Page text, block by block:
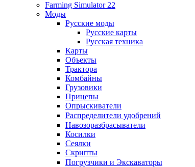
Farming Simulator 22
Моды
Русские моды
Русские карты
Русская техника
Карты
Объекты
Трактора
Комбайны
Грузовики
Прицепы
Опрыскиватели
Распределители удобрений
Навозоразбрасыватели
Косилки
Сеялки
Скрипты
Погрузчики и Экскаваторы